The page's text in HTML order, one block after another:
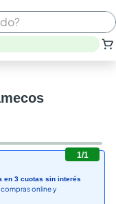
1/1
en 3 cuotas sin interés
online y